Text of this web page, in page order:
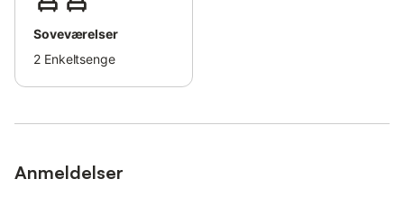
Soveværelser
2 Enkeltsenge
Anmeldelser